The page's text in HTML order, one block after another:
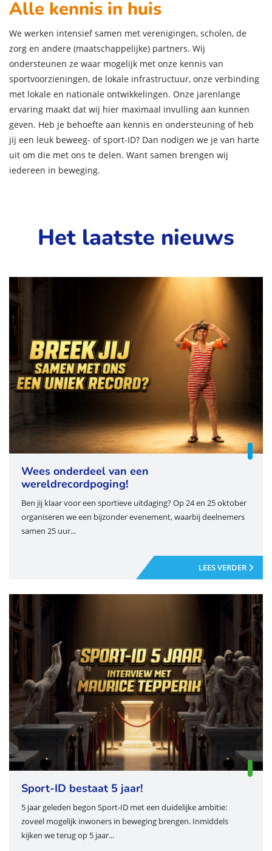
Alle kennis in huis
We werken intensief samen met verenigingen, scholen, de
zorg en andere (maatschappelijke) partners. Wij
ondersteunen ze waar mogelijk met onze kennis van
sportvoorzieningen, de lokale infrastructuur, onze verbinding
met lokale en nationale ontwikkelingen. Onze jarenlange
ervaring maakt dat wij hier maximaal invulling aan kunnen
geven. Heb je behoefte aan kennis en ondersteuning of heb
jij een leuk beweeg- of sport-ID? Dan nodigen we je van harte
uit om die met ons te delen. Want samen brengen wij
iedereen in beweging.
Het laatste nieuws
Wees onderdeel van een
wereldrecordpoging!
Ben jij klaar voor een sportieve uitdaging? Op 24 en 25 oktober
organiseren we een bijzonder evenement, waarbij deelnemers
samen 25 uur...
LEES VERDER
Sport-ID bestaat 5 jaar!
5 jaar geleden begon Sport-ID met een duidelijke ambitie:
zoveel mogelijk inwoners in beweging brengen. Inmiddels
kijken we terug op 5 jaar...